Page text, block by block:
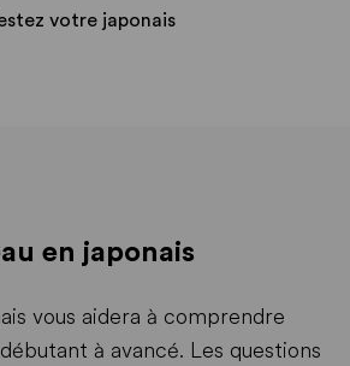
votre japonais
en japonais
vous aidera à comprendre
à avancé. Les questions